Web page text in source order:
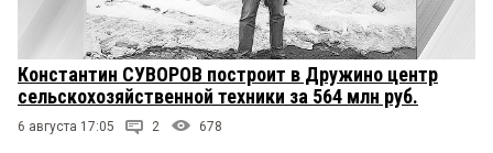
Константин СУВОРОВ построит в Дружино центр
сельскохозяйственной техники за 564 млн руб.
6 августа 17:05 2 678